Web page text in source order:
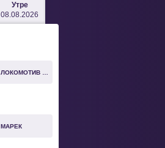
Утре
08.08.2026
МАРЕК